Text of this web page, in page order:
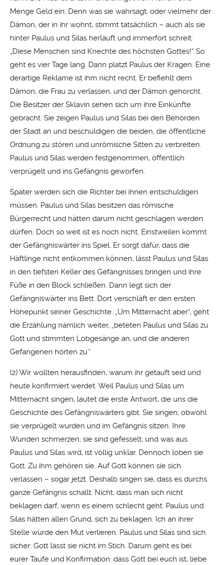
Menge Geld ein. Denn was sie wahrsagt, oder vielmehr der
Dämon, der in ihr wohnt, stimmt tatsächlich – auch als sie
hinter Paulus und Silas herläuft und immerfort schreit:
„Diese Menschen sind Knechte des höchsten Gottes!“ So
geht es vier Tage lang. Dann platzt Paulus der Kragen. Eine
derartige Reklame ist ihm nicht recht. Er befiehlt dem
Dämon, die Frau zu verlassen, und der Dämon gehorcht.
Die Besitzer der Sklavin sehen sich um ihre Einkünfte
gebracht. Sie zeigen Paulus und Silas bei den Behörden
der Stadt an und beschuldigen die beiden, die öffentliche
Ordnung zu stören und unrömische Sitten zu verbreiten.
Paulus und Silas werden festgenommen, öffentlich
verprügelt und ins Gefängnis geworfen.
Später werden sich die Richter bei ihnen entschuldigen
müssen. Paulus und Silas besitzen das römische
Bürgerrecht und hätten darum nicht geschlagen werden
dürfen. Doch so weit ist es noch nicht. Einstweilen kommt
der Gefängniswärter ins Spiel. Er sorgt dafür, dass die
Häftlinge nicht entkommen können, lässt Paulus und Silas
in den tiefsten Keller des Gefängnisses bringen und ihre
Füße in den Block schließen. Dann legt sich der
Gefängniswärter ins Bett. Dort verschläft er den ersten
Höhepunkt seiner Geschichte. „Um Mitternacht aber“, geht
die Erzählung nämlich weiter, „beteten Paulus und Silas zu
Gott und stimmten Lobgesänge an, und die anderen
Gefangenen hörten zu.“
(2) Wir wollten herausfinden, warum ihr getauft seid und
heute konfirmiert werdet. Weil Paulus und Silas um
Mitternacht singen, lautet die erste Antwort, die uns die
Geschichte des Gefängniswärters gibt. Sie singen, obwohl
sie verprügelt wurden und im Gefängnis sitzen. Ihre
Wunden schmerzen; sie sind gefesselt; und was aus
Paulus und Silas wird, ist völlig unklar. Dennoch loben sie
Gott. Zu ihm gehören sie. Auf Gott können sie sich
verlassen – sogar jetzt. Deshalb singen sie, dass es durchs
ganze Gefängnis schallt. Nicht, dass man sich nicht
beklagen darf, wenn es einem schlecht geht. Paulus und
Silas hätten allen Grund, sich zu beklagen. Ich an ihrer
Stelle würde den Mut verlieren. Paulus und Silas sind sich
sicher: Gott lässt sie nicht im Stich. Darum geht es bei
eurer Taufe und Konfirmation: dass Gott bei euch ist, liebe